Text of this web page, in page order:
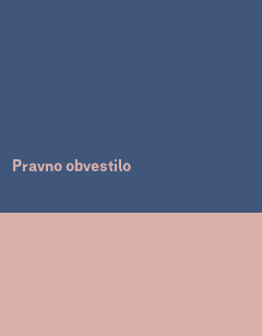
Pravno obvestilo